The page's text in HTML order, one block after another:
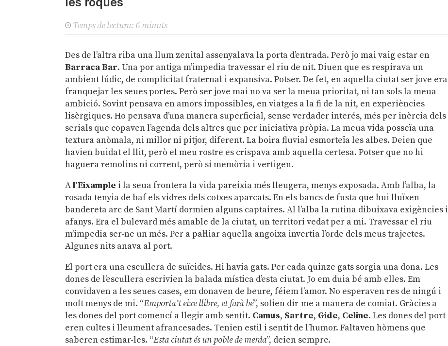
Temps de lectura: 6minuts
Des de l’altra riba una llum zenital assenyalava la porta d’entrada. Però jo mai vaig estar en
Barraca Bar. Una por antiga m’impedia travessar el riu de nit. Diuen que es respirava un
ambient lúdic, de complicitat fraternal i expansiva. Potser. De fet, en aquella ciutat ser jove era
franquejar les seues portes. Però ser jove mai no va ser la meua prioritat, ni tan sols la meua
ambició. Sovint pensava en amors impossibles, en viatges a la fi de la nit, en experiències
lisèrgiques. Ho pensava d’una manera superficial, sense verdader interés, més per inèrcia dels
serials que copaven l’agenda dels altres que per iniciativa pròpia. La meua vida posseïa una
textura anòmala, ni millor ni pitjor, diferent. La boira fluvial esmorteïa les albes. Deien que
havien buidat el llit, però el meu rostre es crispava amb aquella certesa. Potser que no hi
haguera remolins ni corrent, però si memòria i vertigen.
Al’Eixample i la seua frontera la vida pareixia més lleugera, menys exposada. Amb l’alba, la
rosada tenyia de baf els vidres dels cotxes aparcats. En els bancs de fusta que hui lluïxen
bandereta arc de Sant Martí dormien alguns captaires. Al l’alba la rutina dibuixava exigències i
afanys. Era el bulevard més amable de la ciutat, un territori vedat per a mi. Travessar el riu
m’impedia ser-ne un més. Per a pal·liar aquella angoixa invertia l’orde dels meus trajectes.
Algunes nits anava al port.
El port era una escullera de suïcides. Hi havia gats. Per cada quinze gats sorgia una dona. Les
dones de l’escullera escrivien la balada mística d’esta ciutat. Jo em duia bé amb elles. Em
convidaven a les seues cases, em donaven de beure, féiem l’amor. No esperaven res de ningú i
molt menys de mi. “Emporta’t eixe llibre, et farà bé”, solien dir-me a manera de comiat. Gràcies a
les dones del port comencí a llegir amb sentit. Camus, Sartre, Gide, Celine. Les dones del port
eren cultes i lleument afrancesades. Tenien estil i sentit de l’humor. Faltaven hòmens que
saberen estimar-les. “Esta ciutat és un poble de merda”, deien sempre.